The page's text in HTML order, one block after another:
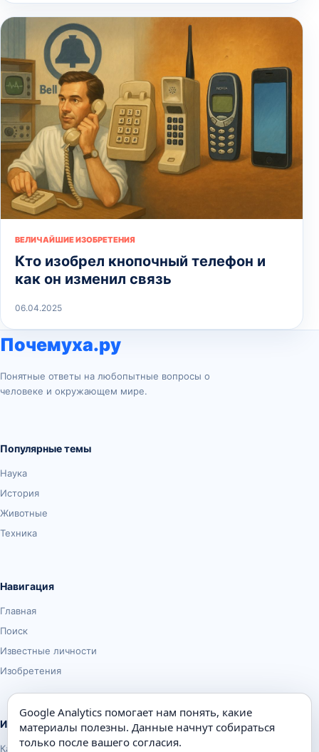
ВЕЛИЧАЙШИЕ ИЗОБРЕТЕНИЯ
Кто изобрел кнопочный телефон и
как он изменил связь
06.04.2025
Почемуха.ру
Понятные ответы на любопытные вопросы о
человеке и окружающем мире.
Популярные темы
Наука
История
Животные
Техника
Навигация
Главная
Поиск
Известные личности
Изобретения
Информация
Карта сайта
Google Analytics помогает нам понять, какие
материалы полезны. Данные начнут собираться
только после вашего согласия.